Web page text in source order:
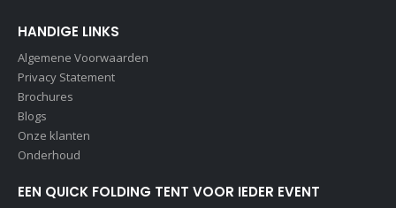
HANDIGE LINKS
Algemene Voorwaarden
Privacy Statement
Brochures
Blogs
Onze klanten
Onderhoud
EEN QUICK FOLDING TENT VOOR IEDER EVENT